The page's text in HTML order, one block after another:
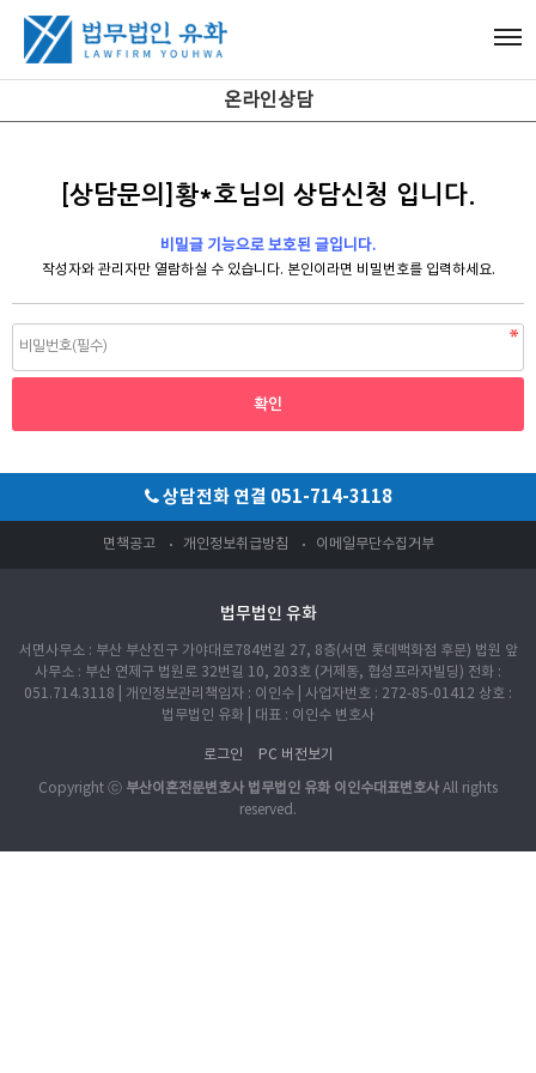
온라인상담
[상담문의]황*호님의 상담신청 입니다.
비밀글 기능으로 보호된 글입니다.
작성자와 관리자만 열람하실 수 있습니다. 본인이라면 비밀번호를 입력하세요.
상담전화 연결 051-714-3118
면책공고 개인정보취급방침 이메일무단수집거부
법무법인 유화
서면사무소 : 부산 부산진구 가야대로784번길 27, 8층(서면 롯데백화점 후문) 법원 앞
사무소 : 부산 연제구 법원로 32번길 10, 203호 (거제동, 협성프라자빌딩) 전화 :
051.714.3118 | 개인정보관리책임자 : 이인수 | 사업자번호 : 272-85-01412 상호 :
법무법인 유화 | 대표 : 이인수 변호사
로그인 PC 버전보기
Copyright ⓒ 부산이혼전문변호사 법무법인 유화 이인수대표변호사 All rights
reserved.